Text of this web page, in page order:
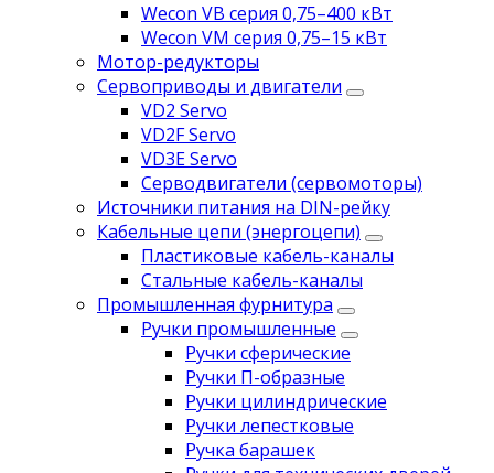
Wecon VB серия 0,75–400 кВт
Wecon VM серия 0,75–15 кВт
Мотор-редукторы
Сервоприводы и двигатели
VD2 Servo
VD2F Servo
VD3E Servo
Серводвигатели (сервомоторы)
Источники питания на DIN-рейку
Кабельные цепи (энергоцепи)
Пластиковые кабель-каналы
Стальные кабель-каналы
Промышленная фурнитура
Ручки промышленные
Ручки сферические
Ручки П-образные
Ручки цилиндрические
Ручки лепестковые
Ручка барашек